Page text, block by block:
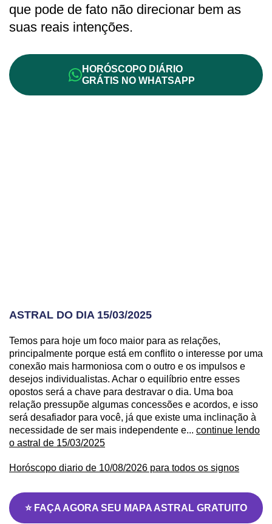
que pode de fato não direcionar bem as
suas reais intenções.
HORÓSCOPO DIÁRIO
GRÁTIS NO WHATSAPP
ASTRAL DO DIA 15/03/2025
Temos para hoje um foco maior para as relações,
principalmente porque está em conflito o interesse por uma
conexão mais harmoniosa com o outro e os impulsos e
desejos individualistas. Achar o equilíbrio entre esses
opostos será a chave para destravar o dia. Uma boa
relação pressupõe algumas concessões e acordos, e isso
será desafiador para você, já que existe uma inclinação à
necessidade de ser mais independente e... continue lendo
o astral de 15/03/2025
Horóscopo diario de 10/08/2026 para todos os signos
⭐ FAÇA AGORA SEU MAPA ASTRAL GRATUITO